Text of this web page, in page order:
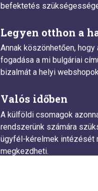
befektetés
Legyen otthon a
Annak köszönhetően,
fogadása a mi bulgáriai
bizalmát a helyi
Valós időben
A külföldi csomagok
rendszerünk számára
ügyfél-kérelmek intézését
megkezdheti.